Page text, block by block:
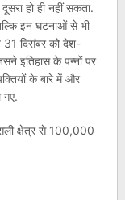
हो ही नहीं सकता.
इन घटनाओं से भी
दिसंबर को देश-
इतिहास के पन्नों पर
के बारे में और
गए.
क्षेत्र से 100,000